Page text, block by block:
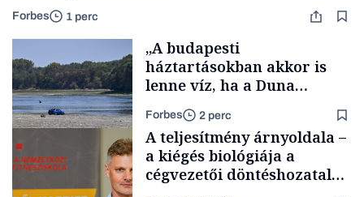
Forbes 1 perc
„A budapesti
háztartásokban akkor is
lenne víz, ha a Duna
medrében már egy cseppet
se találnánk”
Forbes 2 perc
A teljesítmény árnyoldala –
a kiégés biológiája a
cégvezetői döntéshozatal